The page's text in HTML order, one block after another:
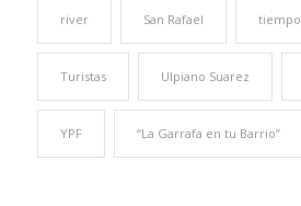
river San Rafael tiempo
Turistas Ulpiano Suarez
YPF “La Garrafa en tu Barrio”